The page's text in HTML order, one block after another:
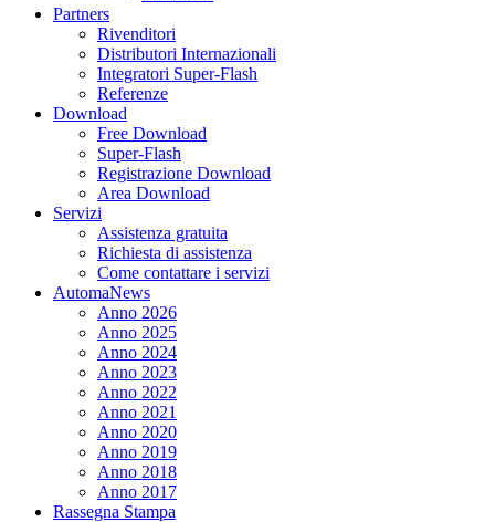
Partners
Rivenditori
Distributori Internazionali
Integratori Super-Flash
Referenze
Download
Free Download
Super-Flash
Registrazione Download
Area Download
Servizi
Assistenza gratuita
Richiesta di assistenza
Come contattare i servizi
AutomaNews
Anno 2026
Anno 2025
Anno 2024
Anno 2023
Anno 2022
Anno 2021
Anno 2020
Anno 2019
Anno 2018
Anno 2017
Rassegna Stampa